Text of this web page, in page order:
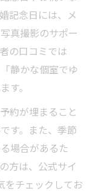
記念日には、メ
真撮影のサポー
の口コミでは
静かな個室でゆ
す。
約が埋まること
す。また、季節
場合があるた
方は、公式サイ
をチェックしてお